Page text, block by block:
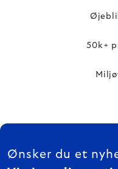
50k+
FOOTER
Ønsker du et